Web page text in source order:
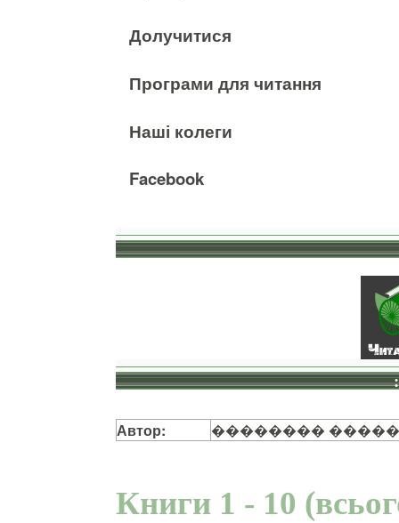
Долучитися
Програми для читання
Наші колеги
Facebook
Автор: ��������
Книги 1 - 10